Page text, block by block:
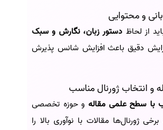
از لحاظ دستور زبان، نگارش و سبک
دقیق باعث افزایش شانس پذیرش
با سطح علمی مقاله و حوزه تخصصی
ژورنال‌ها مقالات با نوآوری بالا را